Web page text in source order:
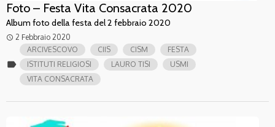
Foto – Festa Vita Consacrata 2020
Album foto della festa del 2 febbraio 2020
access_time 2 Febbraio 2020
label
ARCIVESCOVO CIIS CISM
FESTA
ISTITUTI RELIGIOSI
LAURO TISI
USMI
VITA CONSACRATA